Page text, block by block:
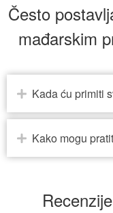
Često
mađarskim
Kada ću primiti
Kako mogu